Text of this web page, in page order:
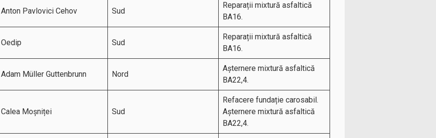
Anton Pavlovici Cehov Sud
Reparații mixtură asfaltică
BA16.
Oedip Sud
Reparații mixtură asfaltică
BA16.
Adam Müller Guttenbrunn Nord
Așternere mixtură asfaltică
BA22,4.
Calea Moșniței Sud
Refacere fundație carosabil.
Așternere mixtură asfaltică
BA22,4.